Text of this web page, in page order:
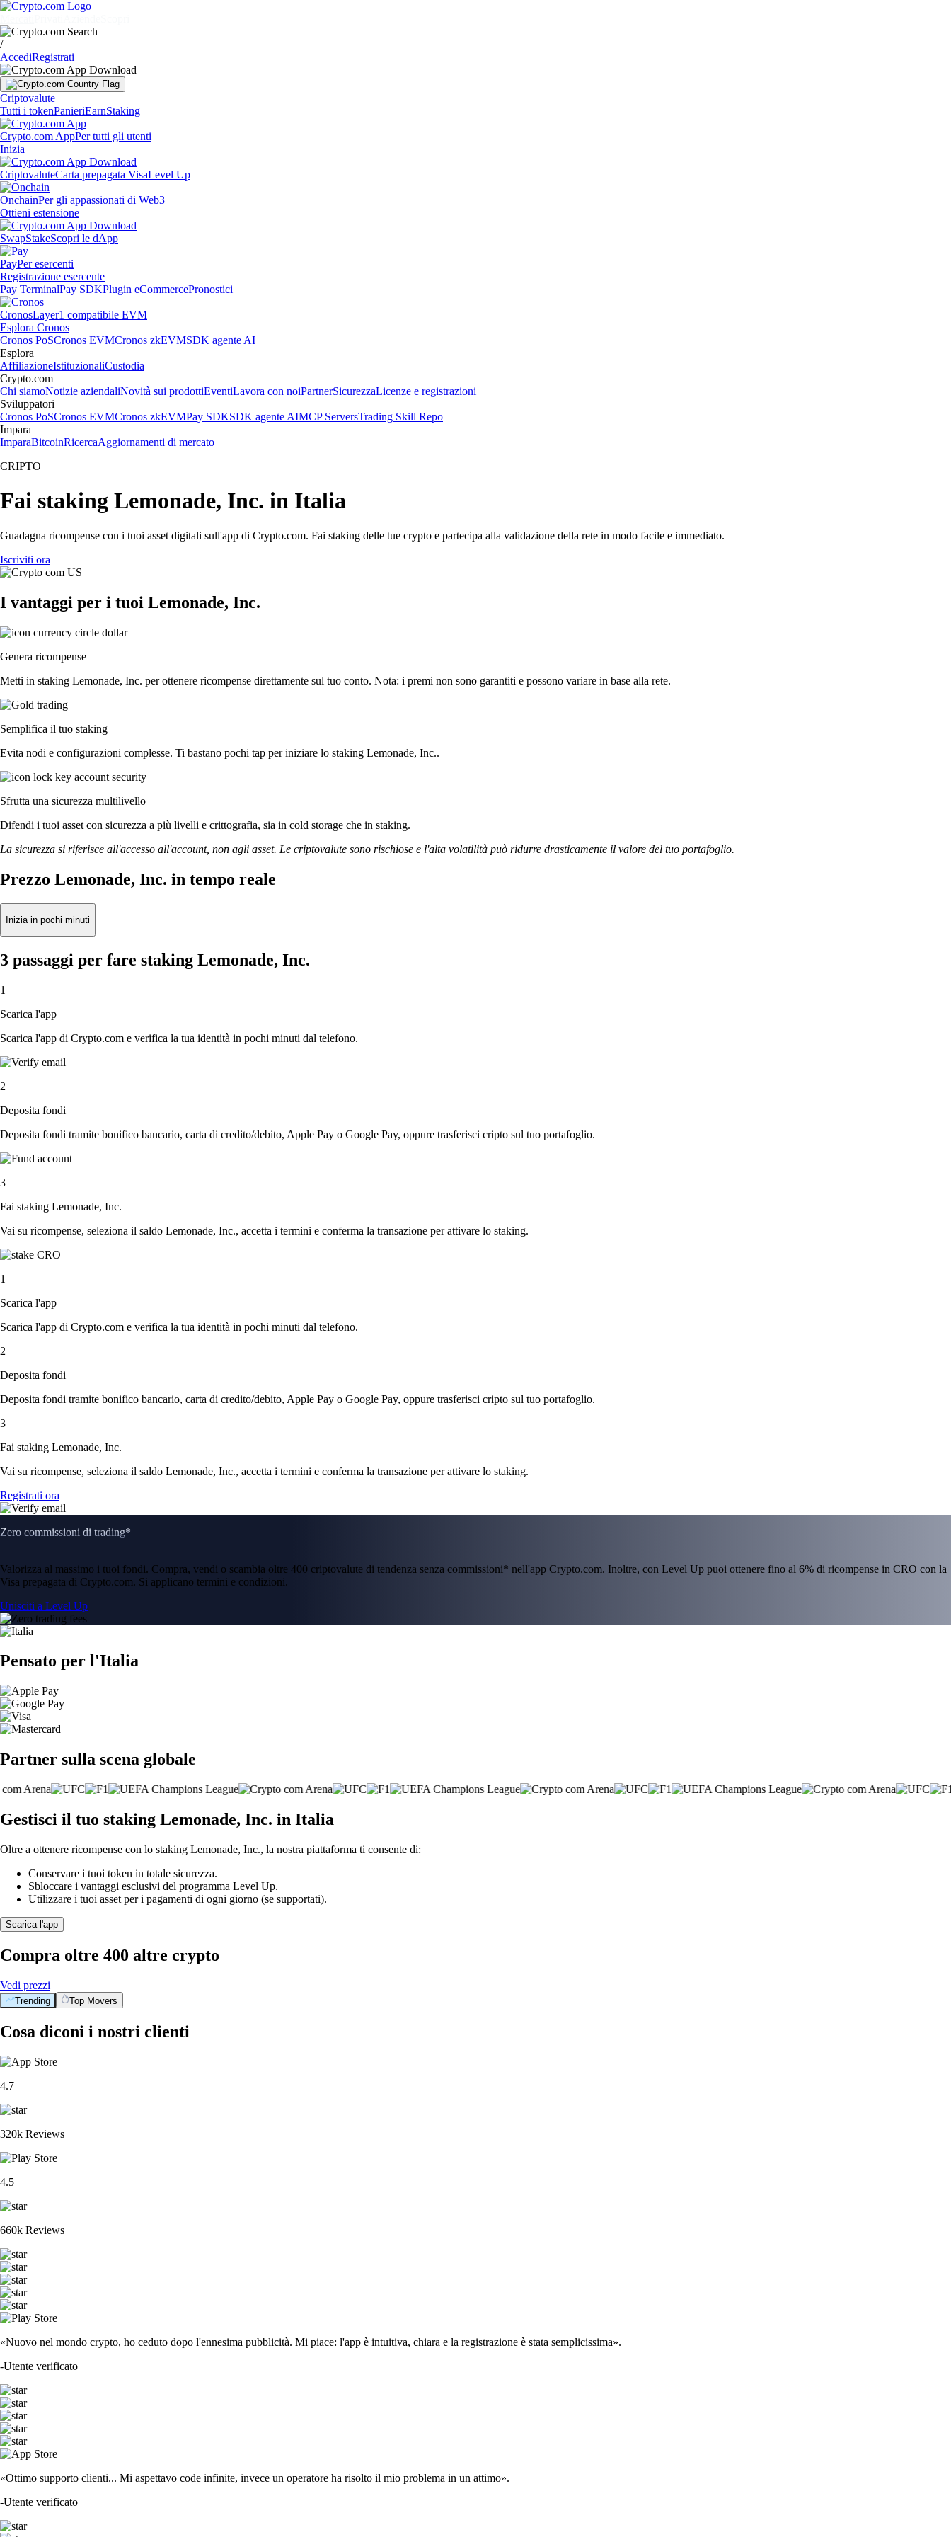
/
AccediRegistrati
Criptovalute
Tutti i tokenPanieriEarnStaking
Crypto.com AppPer tutti gli utenti
Inizia
CriptovaluteCarta prepagata VisaLevel Up
OnchainPer gli appassionati di Web3
Ottieni estensione
SwapStakeScopri le dApp
PayPer esercenti
Registrazione esercente
Pay TerminalPay SDKPlugin eCommercePronostici
CronosLayer1 compatibile EVM
Esplora Cronos
Cronos PoSCronos EVMCronos zkEVMSDK agente AI
Esplora
AffiliazioneIstituzionaliCustodia
Crypto.com
Chi siamoNotizie aziendaliNovità sui prodottiEventiLavora con noiPartnerSicurezzaLicenze e registrazioni
Sviluppatori
Cronos PoSCronos EVMCronos zkEVMPay SDKSDK agente AIMCP ServersTrading Skill Repo
Impara
ImparaBitcoinRicercaAggiornamenti di mercato
CRIPTO
Fai staking Lemonade, Inc. in Italia
Guadagna ricompense con i tuoi asset digitali sull'app di Crypto.com. Fai staking delle tue crypto e partecipa alla validazione della rete in modo facile e immediato.
Iscriviti ora
I vantaggi per i tuoi Lemonade, Inc.
Genera ricompense
Metti in staking Lemonade, Inc. per ottenere ricompense direttamente sul tuo conto. Nota: i premi non sono garantiti e possono variare in base alla rete.
Semplifica il tuo staking
Evita nodi e configurazioni complesse. Ti bastano pochi tap per iniziare lo staking Lemonade, Inc..
Sfrutta una sicurezza multilivello
Difendi i tuoi asset con sicurezza a più livelli e crittografia, sia in cold storage che in staking.
La sicurezza si riferisce all'accesso all'account, non agli asset. Le criptovalute sono rischiose e l'alta volatilità può ridurre drasticamente il valore del tuo portafoglio.
Prezzo Lemonade, Inc. in tempo reale
Inizia in pochi minuti
3 passaggi per fare staking Lemonade, Inc.
1
Scarica l'app
Scarica l'app di Crypto.com e verifica la tua identità in pochi minuti dal telefono.
2
Deposita fondi
Deposita fondi tramite bonifico bancario, carta di credito/debito, Apple Pay o Google Pay, oppure trasferisci cripto sul tuo portafoglio.
3
Fai staking Lemonade, Inc.
Vai su ricompense, seleziona il saldo Lemonade, Inc., accetta i termini e conferma la transazione per attivare lo staking.
1
Scarica l'app
Scarica l'app di Crypto.com e verifica la tua identità in pochi minuti dal telefono.
2
Deposita fondi
Deposita fondi tramite bonifico bancario, carta di credito/debito, Apple Pay o Google Pay, oppure trasferisci cripto sul tuo portafoglio.
3
Fai staking Lemonade, Inc.
Vai su ricompense, seleziona il saldo Lemonade, Inc., accetta i termini e conferma la transazione per attivare lo staking.
Registrati ora
Zero commissioni di trading*
Valorizza al massimo i tuoi fondi. Compra, vendi o scambia oltre 400 criptovalute di tendenza senza commissioni* nell'app Crypto.com. Inoltre, con Level Up puoi ottenere fino al 6% di ricompense in CRO con la
Visa prepagata di Crypto.com. Si applicano termini e condizioni.
Unisciti a Level Up
Pensato per l'Italia
Partner sulla scena globale
Gestisci il tuo staking Lemonade, Inc. in Italia
Oltre a ottenere ricompense con lo staking Lemonade, Inc., la nostra piattaforma ti consente di:
Conservare i tuoi token in totale sicurezza.
Sbloccare i vantaggi esclusivi del programma Level Up.
Utilizzare i tuoi asset per i pagamenti di ogni giorno (se supportati).
Scarica l'app
Compra oltre 400 altre crypto
Vedi prezzi
Trending Top Movers
Cosa diconi i nostri clienti
4.7
320k Reviews
4.5
660k Reviews
«Nuovo nel mondo crypto, ho ceduto dopo l'ennesima pubblicità. Mi piace: l'app è intuitiva, chiara e la registrazione è stata semplicissima».
-Utente verificato
«Ottimo supporto clienti... Mi aspettavo code infinite, invece un operatore ha risolto il mio problema in un attimo».
-Utente verificato